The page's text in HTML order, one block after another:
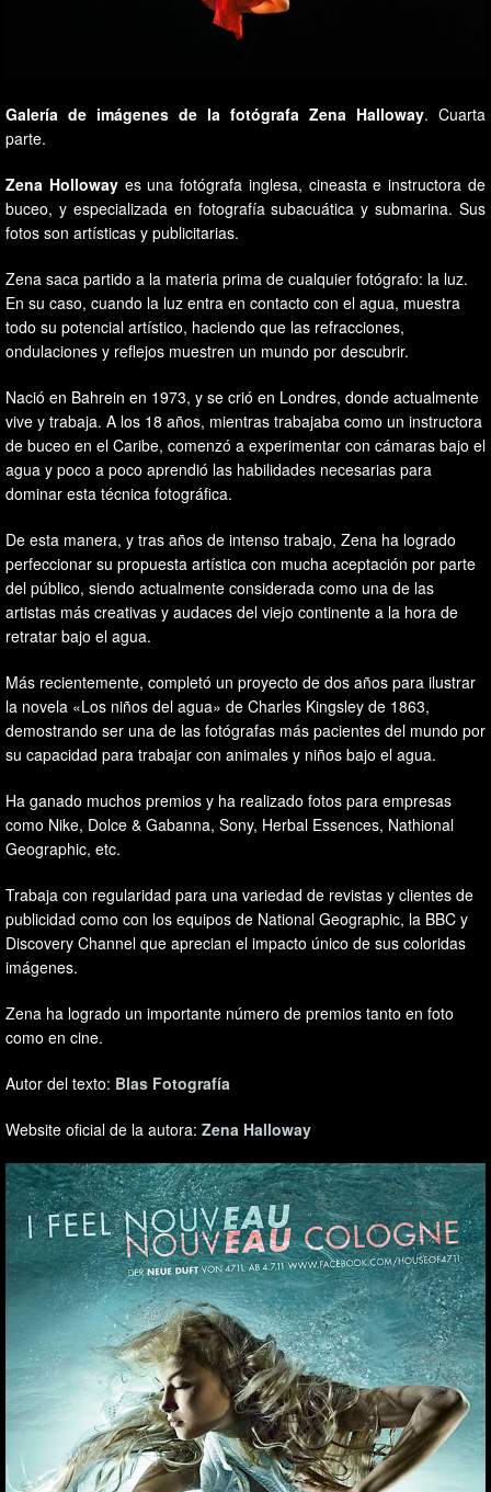
Galería de imágenes de la fotógrafa Zena Halloway. Cuarta
parte.
Zena Hollowayes una fotógrafa inglesa, cineasta e instructora de
buceo, y especializada en fotografía subacuática y submarina. Sus
fotos son artísticas y publicitarias.
Zena saca partido a la materia prima de cualquier fotógrafo: la luz.
En su caso, cuando la luz entra en contacto con el agua, muestra
todo su potencial artístico, haciendo que las refracciones,
ondulaciones y reflejos muestren un mundo por descubrir.
Nació en Bahrein en 1973, y se crió en Londres, donde actualmente
vive y trabaja. A los 18 años, mientras trabajaba como un instructora
de buceo en el Caribe, comenzó a experimentar con cámaras bajo el
agua y poco a poco aprendió las habilidades necesarias para
dominar esta técnica fotográfica.
De esta manera, y tras años de intenso trabajo, Zena ha logrado
perfeccionar su propuesta artística con mucha aceptación por parte
del público, siendo actualmente considerada como una de las
artistas más creativas y audaces del viejo continente a la hora de
retratar bajo el agua.
Más recientemente, completó un proyecto de dos años para ilustrar
la novela «Los niños del agua» de Charles Kingsley de 1863,
demostrando ser una de las fotógrafas más pacientes del mundo por
su capacidad para trabajar con animales y niños bajo el agua.
Ha ganado muchos premios y ha realizado fotos para empresas
como Nike, Dolce & Gabanna, Sony, Herbal Essences, Nathional
Geographic, etc.
Trabaja con regularidad para una variedad de revistas y clientes de
publicidad como con los equipos de National Geographic, la BBC y
Discovery Channel que aprecian el impacto único de sus coloridas
imágenes.
Zena ha logrado un importante número de premios tanto en foto
como en cine.
Autor del texto: Blas Fotografía
Website oficial de la autora: Zena Halloway